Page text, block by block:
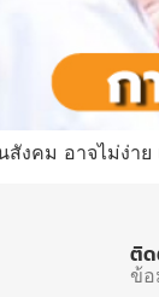
สังคม อาจไม่ง่
ติด
ข้